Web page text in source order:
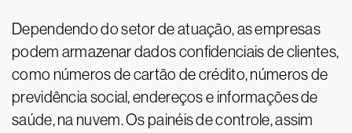
Dependendo do setor de atuação, as empresas
podem armazenar dados confidenciais de clientes,
como números de cartão de crédito, números de
previdência social, endereços e informações de
saúde, na nuvem. Os painéis de controle, assim